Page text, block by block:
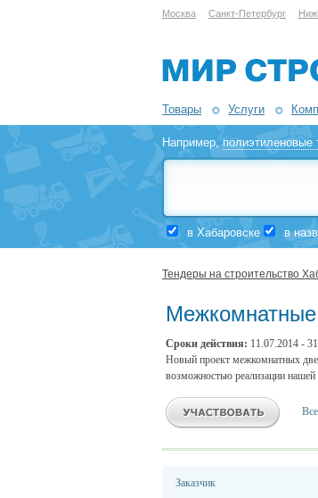
Москва Санкт-Петербург
Товары Услуги
Например,полиэтиленовые
в Хабаровске в
Тендеры на строительство
Сроки действия: 11.07.2014 -
Новый проект межкомнатных
возможностью реализации
Заказчик